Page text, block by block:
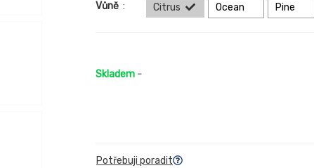
Vůně : Citrus Ocean Pine
Skladem -
Potřebuji poradit